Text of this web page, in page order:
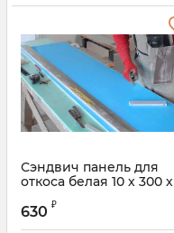
Сэндвич панель для
откоса белая 10 х 300 х
630 ₽